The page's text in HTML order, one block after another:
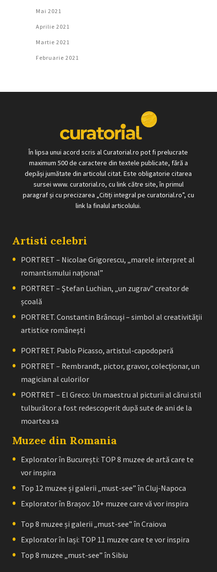
Mai 2021
Aprilie 2021
Martie 2021
Februarie 2021
În lipsa unui acord scris al Curatorial.ro pot fi prelucrate
maximum 500 de caractere din textele publicate, fără a
depăși jumătate din articolul citat. Este obligatorie citarea
sursei www. curatorial.ro, cu link către site, în primul
paragraf și cu precizarea „Citiți integral pe curatorial.ro”, cu
link la finalul articolului.
Artisti celebri
PORTRET – Nicolae Grigorescu, „marele interpret al
romantismului naţional”
PORTRET – Ştefan Luchian, „un zugrav” creator de
școală
PORTRET. Constantin Brâncuşi – simbol al creativităţii
artistice româneşti
PORTRET. Pablo Picasso, artistul-capodoperă
PORTRET – Rembrandt, pictor, gravor, colecţionar, un
magician al culorilor
PORTRET – El Greco: Un maestru al picturii al cărui stil
tulburător a fost redescoperit după sute de ani de la
moartea sa
Muzee din Romania
Explorator în București: TOP 8 muzee de artă care te
vor inspira
Top 12 muzee și galerii „must-see” în Cluj-Napoca
Explorator în Brașov: 10+ muzee care vă vor inspira
Top 8 muzee și galerii „must-see” în Craiova
Explorator în Iași: TOP 11 muzee care te vor inspira
Top 8 muzee „must-see” în Sibiu